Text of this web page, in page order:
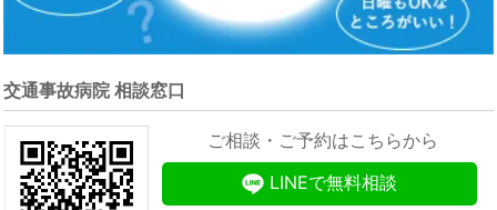
交通事故病院 相談窓口
ご相談・ご予約はこちらから
LINEで無料相談